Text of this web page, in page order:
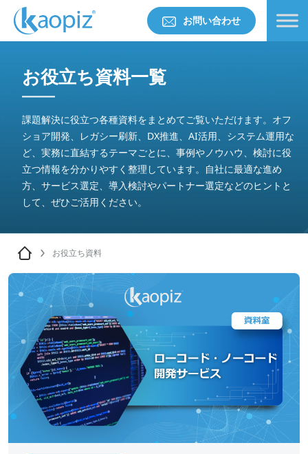
お問い合わせ
お役立ち資料一覧
課題解決に役立つ各種資料をまとめてご覧いただけます。オフ
ショア開発、レガシー刷新、DX推進、AI活用、システム運用な
ど、実務に直結するテーマごとに、事例やノウハウ、検討に役
立つ情報を分かりやすく整理しています。自社に最適な進め
方、サービス選定、導入検討やパートナー選定などのヒントと
して、ぜひご活用ください。
お役立ち資料